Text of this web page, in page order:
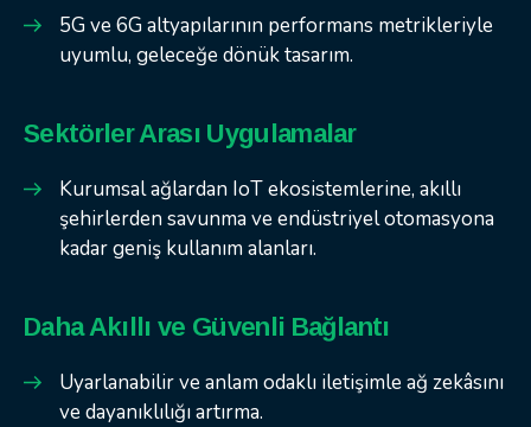
5G ve 6G altyapılarının performans metrikleriyle
uyumlu, geleceğe dönük tasarım.
Sektörler Arası Uygulamalar
Kurumsal ağlardan IoT ekosistemlerine, akıllı
şehirlerden savunma ve endüstriyel otomasyona
kadar geniş kullanım alanları.
Daha Akıllı ve Güvenli Bağlantı
Uyarlanabilir ve anlam odaklı iletişimle ağ zekâsını
ve dayanıklılığı artırma.